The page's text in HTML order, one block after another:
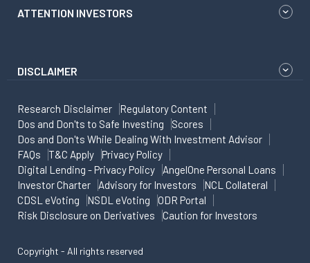
ATTENTION INVESTORS
DISCLAIMER
Research Disclaimer
Regulatory Content
Dos and Don'ts to Safe Investing
Scores
Dos and Don'ts While Dealing With Investment Advisor
FAQs
T&C Apply
Privacy Policy
Digital Lending - Privacy Policy
AngelOne Personal Loans
Investor Charter
Advisory for Investors
NCL Collateral
CDSL eVoting
NSDL eVoting
ODR Portal
Risk Disclosure on Derivatives
Caution for Investors
Copyright - All rights reserved